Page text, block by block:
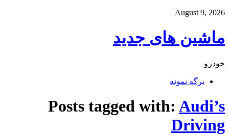
August 9, 2026
ماشین های جدید
خودرو
برگه نمونه
Posts tagged with: Audi’s
Driving